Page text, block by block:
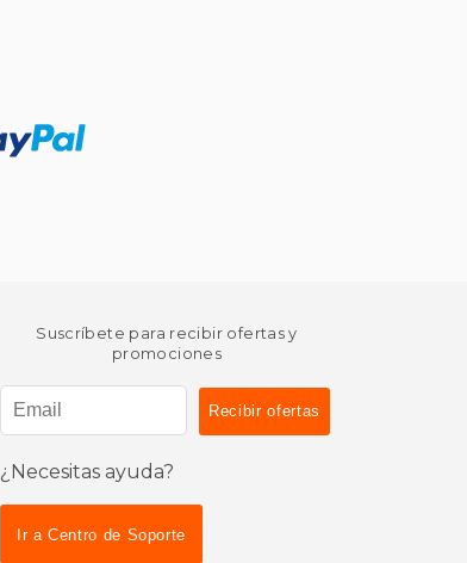
Suscríbete para recibir ofertas y
promociones
¿Necesitas ayuda?
Ir a Centro de Soporte